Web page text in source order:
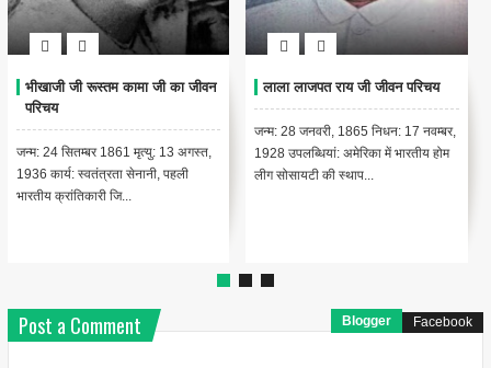
राजा रमन्ना जी का जीवन परिचय
जन्म: 28 जनवरी, 1925, तिप्तुर, तुमकूर,
कर्नाटक मृत्यु: 24 सितम्बर 2004, मुंबई,
महाराष्ट्र कार्यक्...
एम.विश्वेश्वरैया जी का जीवन परिचय
जन्म: 15 सितंबर 1860, चिक्काबल्लापुर,
कोलार, कर्नाटक कार्य/पद: उत्कृष्ट अभियन्ता
एवं राजनयिक भारत...
Post a Comment Blogger Facebook